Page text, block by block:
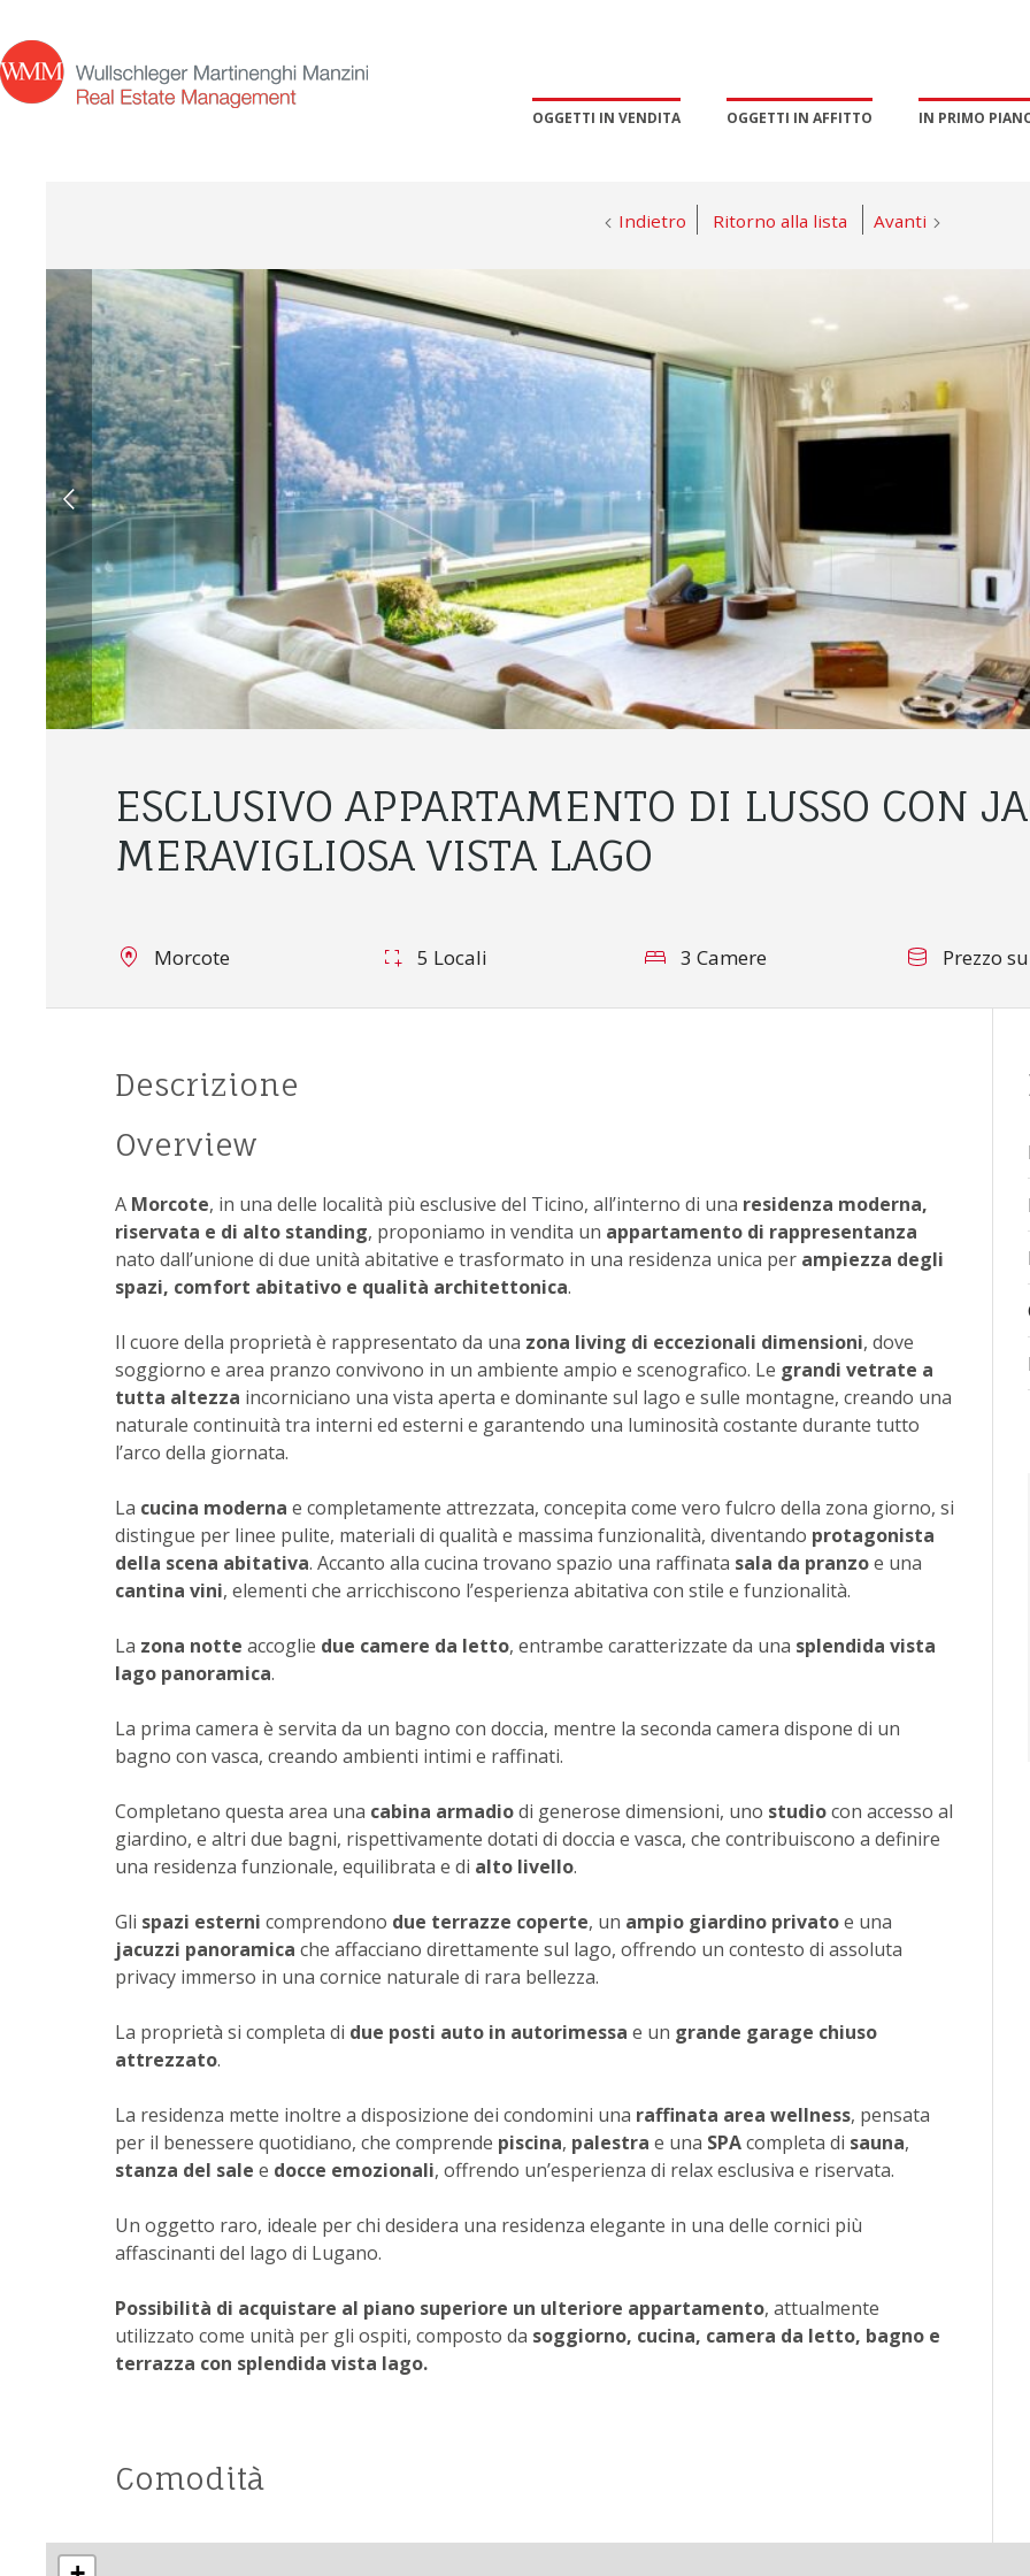
OGGETTI IN VENDITA OGGETTI IN AFFITTO IN PRIMO
GESTIONE ESCLUSIVA
Indietro Ritorno alla lista Avanti
ESCLUSIVO APPARTAMENTO DI LUSSO CON
MERAVIGLIOSA VISTA LAGO
Morcote 5 Locali 3 Camere Prezzo
Descrizione
Overview
A Morcote, in una delle località più esclusive del Ticino, all’interno di una residenza moderna,
riservata e di alto standing, proponiamo in vendita un appartamento di rappresentanza
nato dall’unione di due unità abitative e trasformato in una residenza unica per ampiezza degli
spazi, comfort abitativo e qualità architettonica.
Il cuore della proprietà è rappresentato da una zona living di eccezionali dimensioni, dove
soggiorno e area pranzo convivono in un ambiente ampio e scenografico. Le grandi vetrate a
tutta altezza incorniciano una vista aperta e dominante sul lago e sulle montagne, creando una
naturale continuità tra interni ed esterni e garantendo una luminosità costante durante tutto
l’arco della giornata.
La cucina moderna e completamente attrezzata, concepita come vero fulcro della zona giorno, si
distingue per linee pulite, materiali di qualità e massima funzionalità, diventando protagonista
della scena abitativa. Accanto alla cucina trovano spazio una raffinata sala da pranzoe una
cantina vini, elementi che arricchiscono l’esperienza abitativa con stile e funzionalità.
La zona notte accoglie due camere da letto, entrambe caratterizzate da una splendida vista
lago panoramica.
La prima camera è servita da un bagno con doccia, mentre la seconda camera dispone di un
bagno con vasca, creando ambienti intimi e raffinati.
Completano questa area una cabina armadiodi generose dimensioni, uno studiocon accesso al
giardino, e altri due bagni, rispettivamente dotati di doccia e vasca, che contribuiscono a definire
una residenza funzionale, equilibrata e di alto livello.
Gli spazi esterni comprendono due terrazze coperte, un ampio giardino privatoe una
jacuzzi panoramica che affacciano direttamente sul lago, offrendo un contesto di assoluta
privacy immerso in una cornice naturale di rara bellezza.
La proprietà si completa di due posti auto in autorimessa e un grande garage chiuso
attrezzato.
La residenza mette inoltre a disposizione dei condomini una raffinata area wellness, pensata
per il benessere quotidiano, che comprende piscina, palestra e una SPAcompleta di sauna,
stanza del sale e docce emozionali, offrendo un’esperienza di relax esclusiva e riservata.
Un oggetto raro, ideale per chi desidera una residenza elegante in una delle cornici più
affascinanti del lago di Lugano.
Possibilità di acquistare al piano superiore un ulteriore appartamento, attualmente
utilizzato come unità per gli ospiti, composto da soggiorno, cucina, camera da letto, bagno e
terrazza con splendida vista lago.
Comodità